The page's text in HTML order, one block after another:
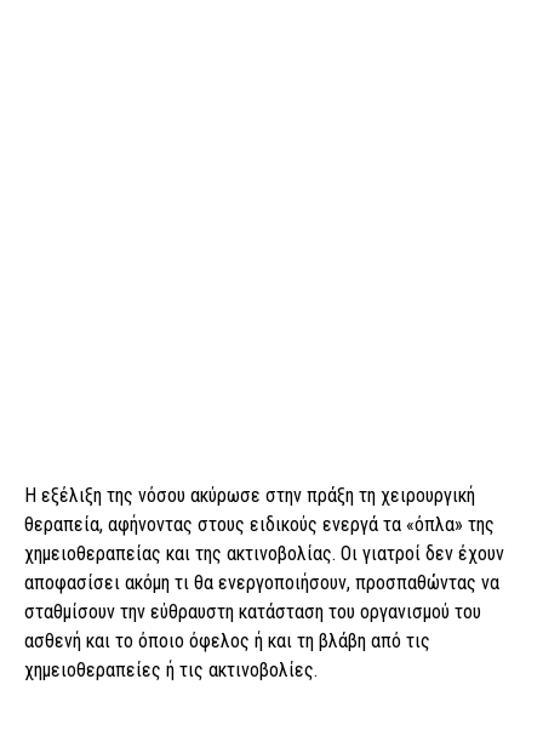
Η εξέλιξη της νόσου ακύρωσε στην πράξη τη χειρουργική
θεραπεία, αφήνοντας στους ειδικούς ενεργά τα «όπλα» της
χημειοθεραπείας και της ακτινοβολίας. Οι γιατροί δεν έχουν
αποφασίσει ακόμη τι θα ενεργοποιήσουν, προσπαθώντας να
σταθμίσουν την εύθραυστη κατάσταση του οργανισμού του
ασθενή και το όποιο όφελος ή και τη βλάβη από τις
χημειοθεραπείες ή τις ακτινοβολίες.